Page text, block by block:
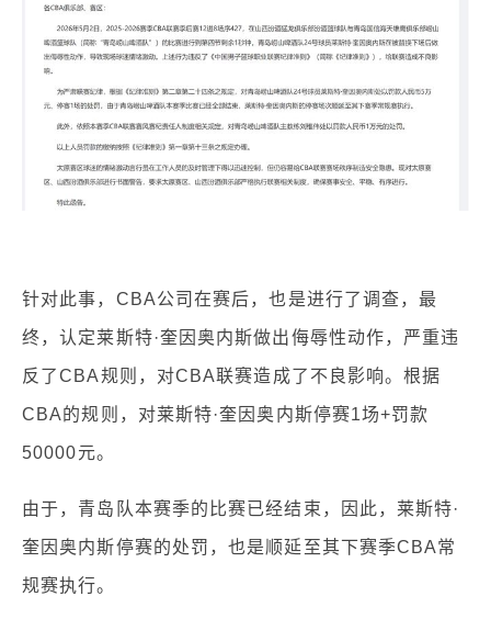
针对此事，CBA公司在赛后，也是进行了调查，最
终，认定莱斯特·奎因奥内斯做出侮辱性动作，严重违
反了CBA规则，对CBA联赛造成了不良影响。根据
CBA的规则，对莱斯特·奎因奥内斯停赛1场+罚款
50000元。
由于，青岛队本赛季的比赛已经结束，因此，莱斯特·
奎因奥内斯停赛的处罚，也是顺延至其下赛季CBA常
规赛执行。